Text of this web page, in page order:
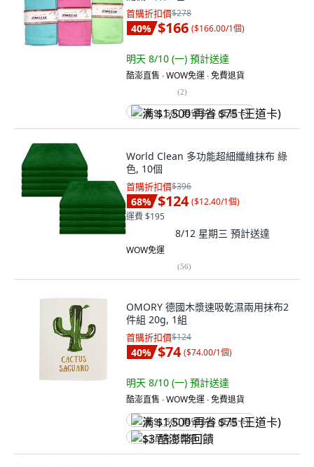
首購折扣價$278
40% $166 ($166.00/1個)
明天 8/10 (一) 預計送達
酷澎直售 ∙ WOW免運 ∙ 免費退貨
(2)
满 $1,500 再省 $75 (王道卡)
World Clean 多功能超細纖維抹布 綠
色, 10個
首購折扣價$396
68% $124 ($12.40/1個)
運費 $195
8/12 星期三 預計送達
WOW免運
(56)
OMORY 德國木漿速吸乾濕兩用抹布2
件組 20g, 1組
首購折扣價$124
40% $74 ($74.00/1個)
明天 8/10 (一) 預計送達
酷澎直售 ∙ WOW免運 ∙ 免費退貨
满 $1,500 再省 $75 (王道卡)
$3 酷澎幣回饋